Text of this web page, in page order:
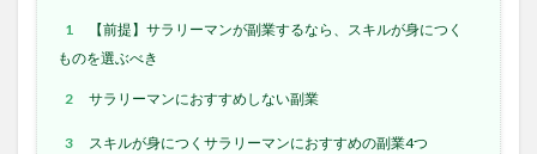
1
【前提】サラリーマンが副業するなら、スキルが身につく
ものを選ぶべき
2 サラリーマンにおすすめしない副業
3 スキルが身につくサラリーマンにおすすめの副業4つ